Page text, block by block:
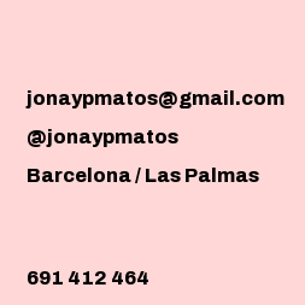
jonaypmatos@gmail.com
@jonaypmatos
Barcelona / Las Palmas
691 412 464